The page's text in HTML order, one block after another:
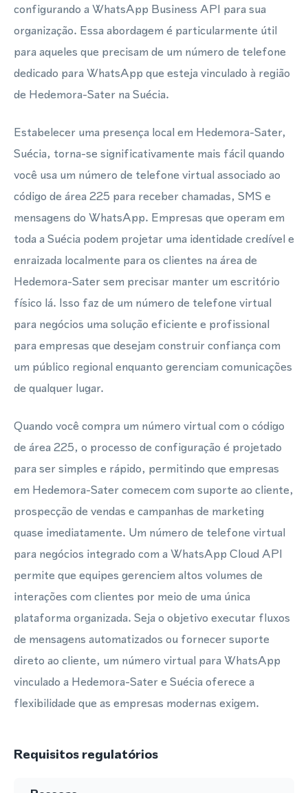
configurando a WhatsApp Business API para sua
organização. Essa abordagem é particularmente útil
para aqueles que precisam de um número de telefone
dedicado para WhatsApp que esteja vinculado à região
de Hedemora-Sater na Suécia.
Estabelecer uma presença local em Hedemora-Sater,
Suécia, torna-se significativamente mais fácil quando
você usa um número de telefone virtual associado ao
código de área 225 para receber chamadas, SMS e
mensagens do WhatsApp. Empresas que operam em
toda a Suécia podem projetar uma identidade credível e
enraizada localmente para os clientes na área de
Hedemora-Sater sem precisar manter um escritório
físico lá. Isso faz de um número de telefone virtual
para negócios uma solução eficiente e profissional
para empresas que desejam construir confiança com
um público regional enquanto gerenciam comunicações
de qualquer lugar.
Quando você compra um número virtual com o código
de área 225, o processo de configuração é projetado
para ser simples e rápido, permitindo que empresas
em Hedemora-Sater comecem com suporte ao cliente,
prospecção de vendas e campanhas de marketing
quase imediatamente. Um número de telefone virtual
para negócios integrado com a WhatsApp Cloud API
permite que equipes gerenciem altos volumes de
interações com clientes por meio de uma única
plataforma organizada. Seja o objetivo executar fluxos
de mensagens automatizados ou fornecer suporte
direto ao cliente, um número virtual para WhatsApp
vinculado a Hedemora-Sater e Suécia oferece a
flexibilidade que as empresas modernas exigem.
Requisitos regulatórios